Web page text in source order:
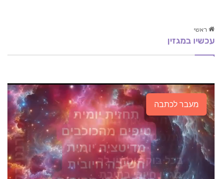
ראשי
עכשיו במגזין
מעבר לכתבה